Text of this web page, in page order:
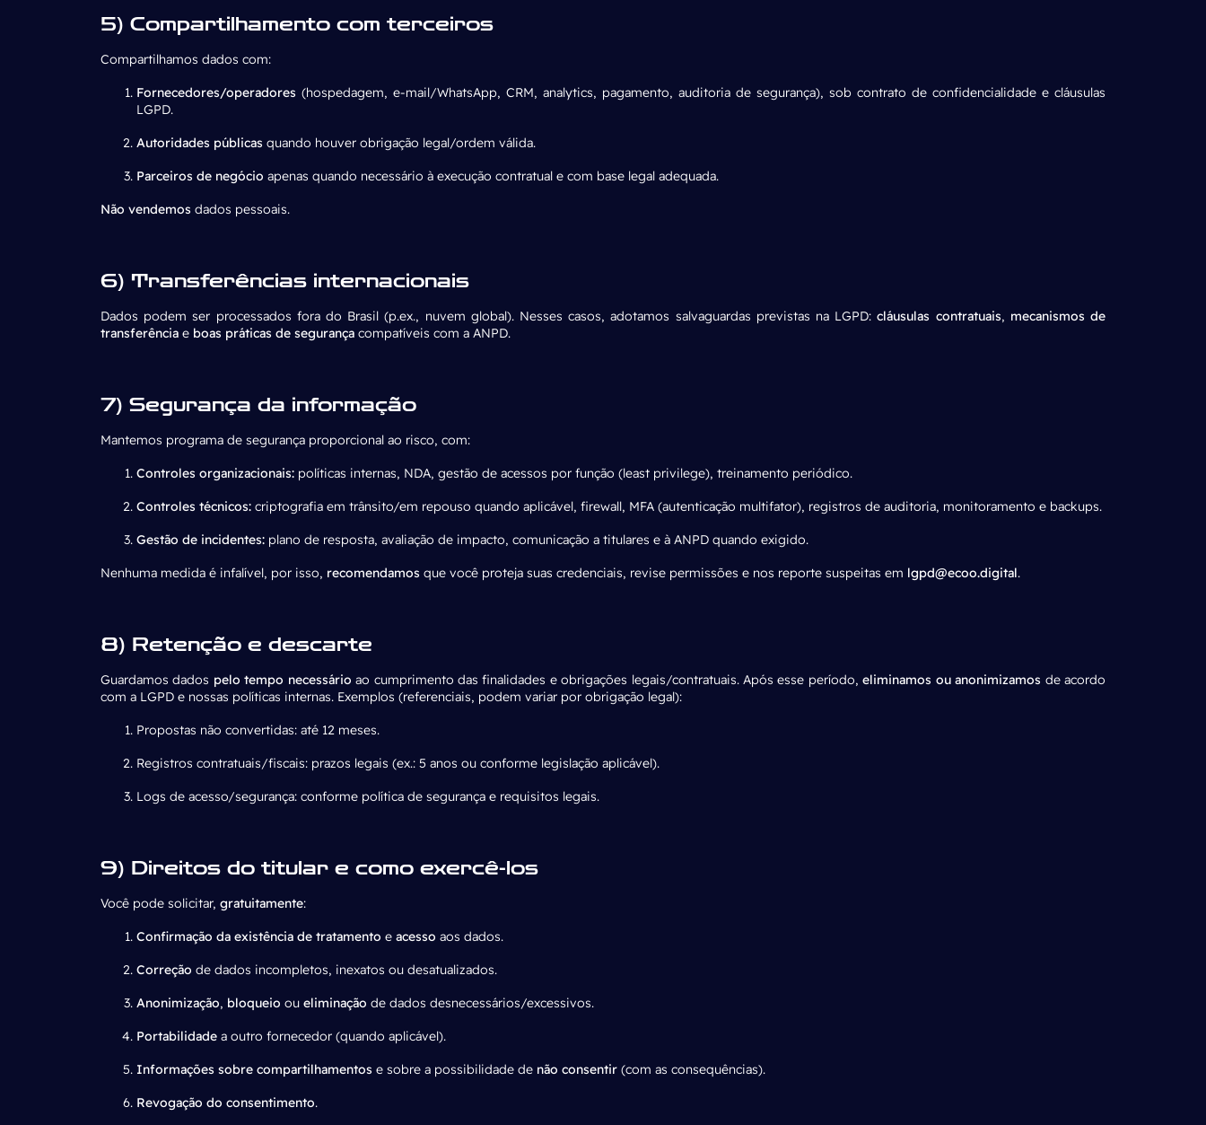
5) Compartilhamento com terceiros
Compartilhamos dados com:
Fornecedores/operadores (hospedagem, e-mail/WhatsApp, CRM, analytics, pagamento, auditoria de segurança), sob contrato de confidencialidade e cláusulas
LGPD.
Autoridades públicas quando houver obrigação legal/ordem válida.
Parceiros de negócio apenas quando necessário à execução contratual e com base legal adequada.
Não vendemos dados pessoais.
6) Transferências internacionais
Dados podem ser processados fora do Brasil (p.ex., nuvem global). Nesses casos, adotamos salvaguardas previstas na LGPD:cláusulas contratuais, mecanismos de
transferência e boas práticas de segurança compatíveis com a ANPD.
7) Segurança da informação
Mantemos programa de segurança proporcional ao risco, com:
Controles organizacionais: políticas internas, NDA, gestão de acessos por função (least privilege), treinamento periódico.
Controles técnicos: criptografia em trânsito/em repouso quando aplicável, firewall, MFA (autenticação multifator), registros de auditoria, monitoramento e backups.
Gestão de incidentes: plano de resposta, avaliação de impacto, comunicação a titulares e à ANPD quando exigido.
Nenhuma medida é infalível, por isso, recomendamos que você proteja suas credenciais, revise permissões e nos reporte suspeitas em lgpd@ecoo.digital.
8) Retenção e descarte
Guardamos dados pelo tempo necessário ao cumprimento das finalidades e obrigações legais/contratuais. Após esse período,eliminamos ou anonimizamos de acordo
com a LGPD e nossas políticas internas. Exemplos (referenciais, podem variar por obrigação legal):
Propostas não convertidas: até 12 meses.
Registros contratuais/fiscais: prazos legais (ex.: 5 anos ou conforme legislação aplicável).
Logs de acesso/segurança: conforme política de segurança e requisitos legais.
9) Direitos do titular e como exercê-los
Você pode solicitar, gratuitamente:
Confirmação da existência de tratamento e acesso aos dados.
Correção de dados incompletos, inexatos ou desatualizados.
Anonimização, bloqueio ou eliminação de dados desnecessários/excessivos.
Portabilidade a outro fornecedor (quando aplicável).
Informações sobre compartilhamentos e sobre a possibilidade de não consentir (com as consequências).
Revogação do consentimento.